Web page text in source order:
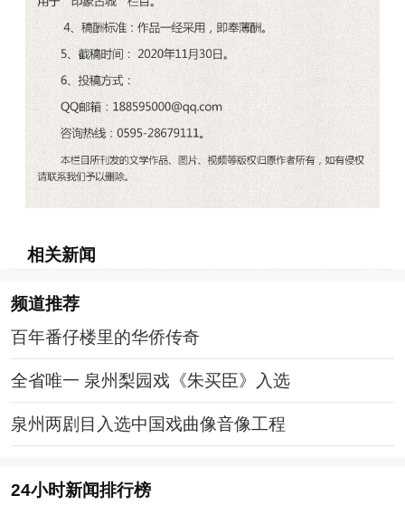
相关新闻
频道推荐
百年番仔楼里的华侨传奇
全省唯一 泉州梨园戏《朱买臣》入选
泉州两剧目入选中国戏曲像音像工程
24小时新闻排行榜